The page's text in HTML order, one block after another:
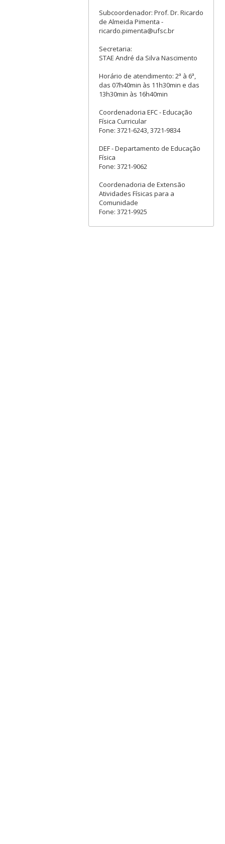
Subcoordenador: Prof. Dr. Ricardo
de Almeida Pimenta -
ricardo.pimenta@ufsc.br
Secretaria:
STAE André da Silva Nascimento
Horário de atendimento: 2ª à 6ª,
das 07h40min às 11h30min e das
13h30min às 16h40min
Coordenadoria EFC - Educação
Física Curricular
Fone: 3721-6243, 3721-9834
DEF - Departamento de Educação
Física
Fone: 3721-9062
Coordenadoria de Extensão
Atividades Físicas para a
Comunidade
Fone: 3721-9925